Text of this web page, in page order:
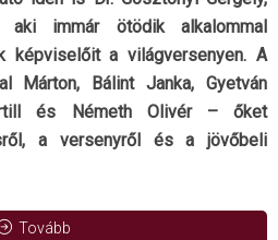
aki immár ötödik alkalommal
képviselőit a világversenyen. A
Márton, Bálint Janka, Gyetván
és Németh Olivér – őket
a versenyről és a jövőbeli
Tovább